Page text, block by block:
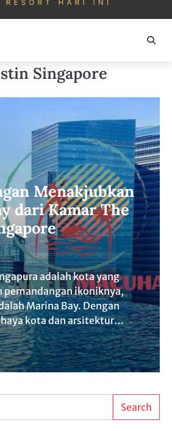
Singapore
Menakjubkan
dari Kamar The
adalah kota yang
pemandangan ikoniknya,
Marina Bay. Dengan
kota dan arsitektur…
Search